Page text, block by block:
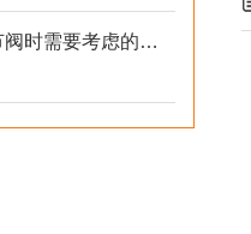
选购ZDLP单座调节阀时需要考虑的条件分享